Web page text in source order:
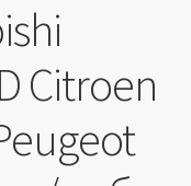
Citroen